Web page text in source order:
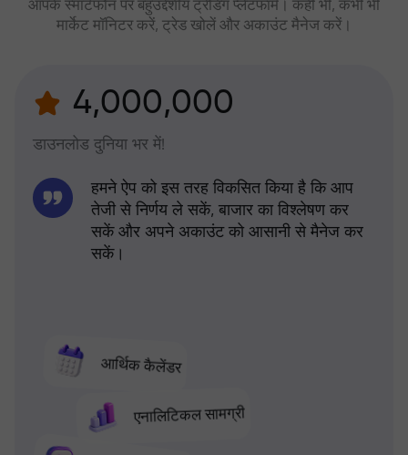
आपके स्मार्टफोन पर बहुउद्देशीय ट्रेडिंग प्लेटफॉर्म। कहीं भी, कभी भी
मार्केट मॉनिटर करें, ट्रेड खोलें और अकाउंट मैनेज करें।
4,000,000
डाउनलोड दुनिया भर में!
आर्थिक कैलेंडर
एनालिटिकल सामग्री
हमने ऐप को इस तरह विकसित किया है कि आप
तेजी से निर्णय ले सकें, बाजार का विश्लेषण कर
सकें और अपने अकाउंट को आसानी से मैनेज कर
सकें।